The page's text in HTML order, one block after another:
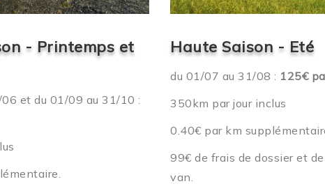
- Printemps et
et du 01/09 au 31/10 :
Haute Saison - Eté
du 01/07 au 31/08 : 125€
350km par jour inclus
0.40€ par km
99€ de frais de dossier et
van.